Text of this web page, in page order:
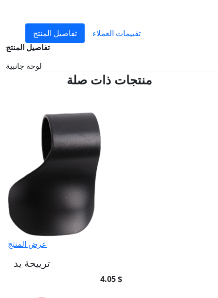
تفاصيل المنتج
تقييمات العملاء
تفاصيل المنتج
لوحة جانبية
منتجات ذات صلة
عرض المنتج
ترييحة يد
4.05 $